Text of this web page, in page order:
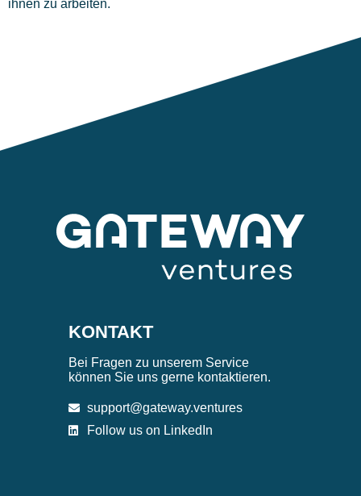
ihnen zu arbeiten.
KONTAKT
Bei Fragen zu unserem Service
können Sie uns gerne kontaktieren.
support@gateway.ventures
Follow us on LinkedIn